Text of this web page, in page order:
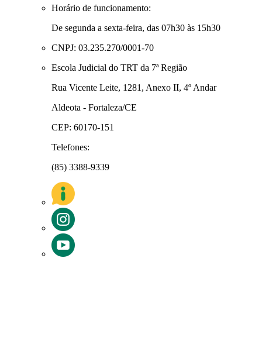
Horário de funcionamento:
De segunda a sexta-feira, das 07h30 às 15h30
CNPJ: 03.235.270/0001-70
Escola Judicial do TRT da 7ª Região
Rua Vicente Leite, 1281, Anexo II, 4º Andar
Aldeota - Fortaleza/CE
CEP: 60170-151
Telefones:
(85) 3388-9339